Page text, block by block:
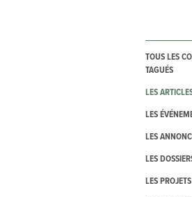
TOUS LES
TAGUÉS
LES
LES
LES
LES
LES PROJETS